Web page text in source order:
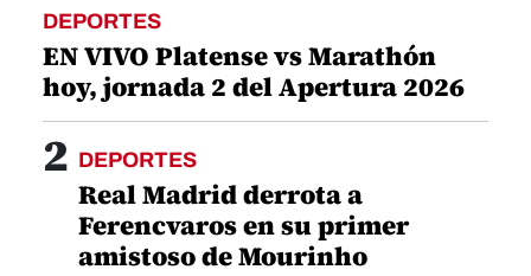
DEPORTES
EN VIVO Platense vs Marathón
hoy, jornada 2 del Apertura 2026
2 DEPORTES
Real Madrid derrota a
Ferencvaros en su primer
amistoso de Mourinho